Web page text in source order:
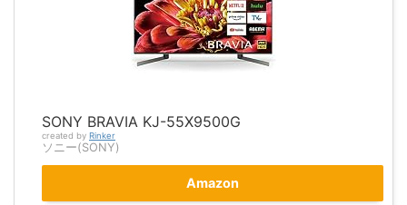
SONY BRAVIA KJ-55X9500G
created by Rinker
ソニー(SONY)
Amazon